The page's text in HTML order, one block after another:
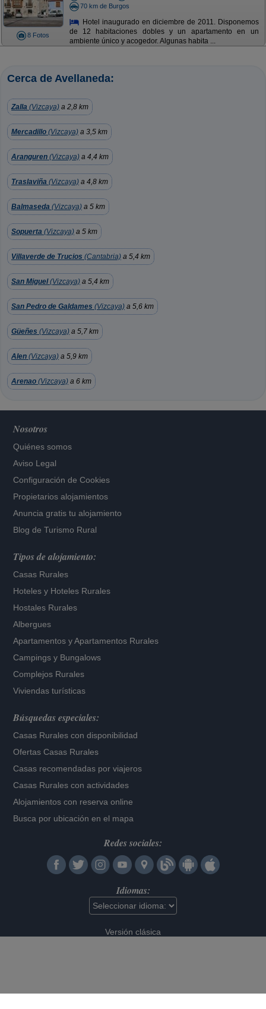
8 Fotos
70 km de Burgos
Hotel inaugurado en diciembre de 2011. Disponemos
de 12 habitaciones dobles y un apartamento en un
ambiente único y acogedor. Algunas habita ...
Cerca de Avellaneda:
Zalla (Vizcaya) a 2,8 km
Mercadillo (Vizcaya) a 3,5 km
Aranguren (Vizcaya) a 4,4 km
Traslaviña (Vizcaya) a 4,8 km
Balmaseda (Vizcaya) a 5 km
Sopuerta (Vizcaya) a 5 km
Villaverde de Trucios (Cantabria) a 5,4 km
San Miguel(Vizcaya) a 5,4 km
San Pedro de Galdames (Vizcaya) a 5,6 km
Güeñes (Vizcaya) a 5,7 km
Alen (Vizcaya) a 5,9 km
Arenao (Vizcaya) a 6 km
Nosotros
Quiénes somos
Aviso Legal
Configuración de Cookies
Propietarios alojamientos
Anuncia gratis tu alojamiento
Blog de Turismo Rural
Tipos de alojamiento:
Casas Rurales
Hoteles y Hoteles Rurales
Hostales Rurales
Albergues
Apartamentos yApartamentos Rurales
Campings y Bungalows
Complejos Rurales
Viviendas turísticas
Búsquedas especiales:
Casas Rurales con disponibilidad
Ofertas Casas Rurales
Casas recomendadas por viajeros
Casas Rurales con actividades
Alojamientos con reserva online
Busca por ubicación en el mapa
Redes sociales:
Idiomas:
Versión clásica